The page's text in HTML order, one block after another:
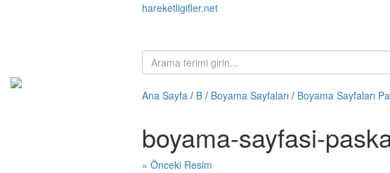
hareketligifler.net
Ana Sayfa / B / Boyama Sayfaları / Boyama Sayfaları
boyama-sayfasi-
« Önceki Resim